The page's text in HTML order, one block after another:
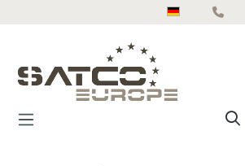
Zum Hauptinhalt springen